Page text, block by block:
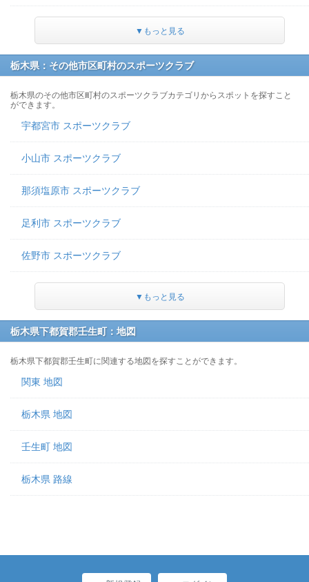
▼もっと見る
栃木県：その他市区町村のスポーツクラブ
栃木県のその他市区町村のスポーツクラブカテゴリからスポットを探すこと
ができます。
宇都宮市 スポーツクラブ
小山市 スポーツクラブ
那須塩原市 スポーツクラブ
足利市 スポーツクラブ
佐野市 スポーツクラブ
▼もっと見る
栃木県下都賀郡壬生町：地図
栃木県下都賀郡壬生町に関連する地図を探すことができます。
関東 地図
栃木県 地図
壬生町 地図
栃木県 路線